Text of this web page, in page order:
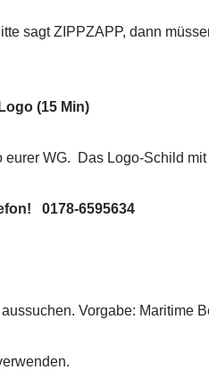
sagt ZIPPZAPP, dann
(15 Min)
WG. Das Logo-Schild
0178-6595634
Vorgabe: Maritime